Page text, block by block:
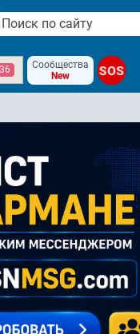
Сообщества
New
SOS